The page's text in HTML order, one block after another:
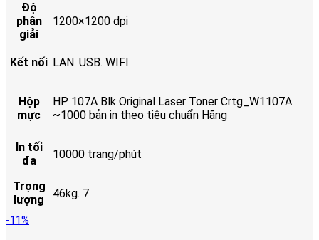
Độ
phân
giải
1200×1200 dpi
Kết nối LAN. USB. WIFI
Hộp
mực
HP 107A Blk Original Laser Toner Crtg_W1107A
~1000 bản in theo tiêu chuẩn Hãng
In tối
đa
10000 trang/phút
Trọng
lượng
46kg. 7
-11%